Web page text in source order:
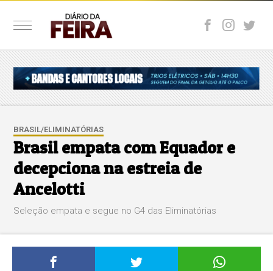
BRASIL/ELIMINATÓRIAS
Brasil empata com Equador e
decepciona na estreia de
Ancelotti
Seleção empata e segue no G4 das Eliminatórias